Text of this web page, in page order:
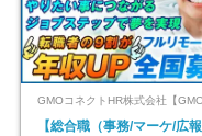
【総合職（事務/マーケ/広報